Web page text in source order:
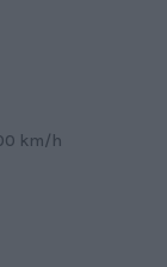
km/h